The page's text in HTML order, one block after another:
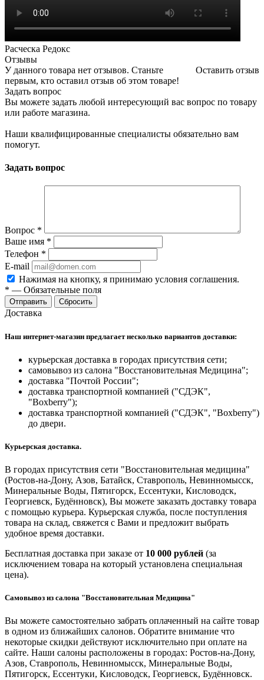
Расческа Редокс
Отзывы
Оставить отзыв
У данного товара нет отзывов. Станьте
первым, кто оставил отзыв об этом товаре!
Задать вопрос
Вы можете задать любой интересующий вас вопрос по товару
или работе магазина.
Наши квалифицированные специалисты обязательно вам
помогут.
Задать вопрос
Вопрос *
Ваше имя *
Телефон *
E-mail
Нажимая на кнопку, я принимаю условия соглашения.
* — Обязательные поля
Отправить Сбросить
Доставка
Наш интернет-магазин предлагает несколько вариантов доставки:
курьерская доставка в городах присутствия сети;
самовывоз из салона "Восстановительная Медицина";
доставка "Почтой России";
доставка транспортной компанией ("СДЭК",
"Boxberry");
доставка транспортной компанией ("СДЭК", "Boxberry")
до двери.
Курьерская доставка.
В городах присутствия сети "Восстановительная медицина"
(Ростов-на-Дону, Азов, Батайск, Ставрополь, Невинномысск,
Минеральные Воды, Пятигорск, Ессентуки, Кисловодск,
Георгиевск, Будённовск), Вы можете заказать доставку товара
с помощью курьера. Курьерская служба, после поступления
товара на склад, свяжется с Вами и предложит выбрать
удобное время доставки.
Бесплатная доставка при заказе от 10 000 рублей (за
исключением товара на который установлена специальная
цена).
Самовывоз из салона "Восстановительная Медицина"
Вы можете самостоятельно забрать оплаченный на сайте товар
в одном из ближайших салонов. Обратите внимание что
некоторые скидки действуют исключительно при оплате на
сайте. Наши салоны расположены в городах: Ростов-на-Дону,
Азов, Ставрополь, Невинномысск, Минеральные Воды,
Пятигорск, Ессентуки, Кисловодск, Георгиевск, Будённовск.